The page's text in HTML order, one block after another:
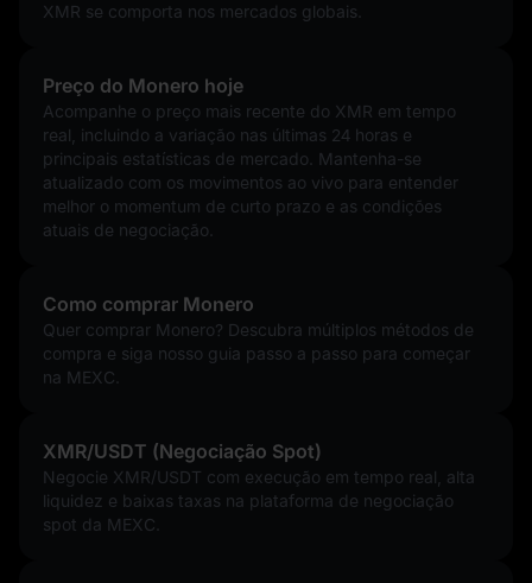
XMR se comporta nos mercados globais.
Preço do Monero hoje
Acompanhe o preço mais recente do XMR em tempo
real, incluindo a variação nas últimas 24 horas e
principais estatísticas de mercado. Mantenha-se
atualizado com os movimentos ao vivo para entender
melhor o momentum de curto prazo e as condições
atuais de negociação.
Como comprar Monero
Quer comprar Monero? Descubra múltiplos métodos de
compra e siga nosso guia passo a passo para começar
na MEXC.
XMR/USDT (Negociação Spot)
Negocie XMR/USDT com execução em tempo real, alta
liquidez e baixas taxas na plataforma de negociação
spot da MEXC.